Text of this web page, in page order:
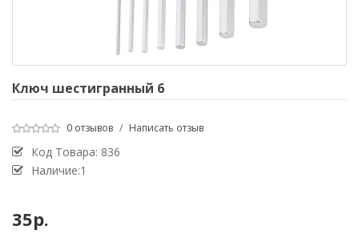
Ключ шестигранный 6
0 отзывов / Написать отзыв
Код Товара: 836
Наличие:1
35р.